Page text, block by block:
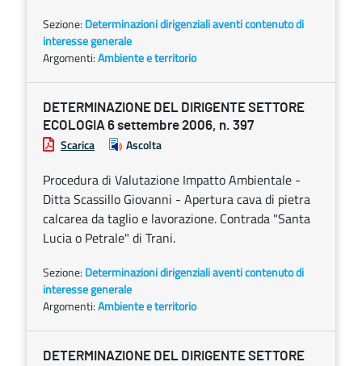
Sezione: Determinazioni dirigenziali aventi contenuto di
interesse generale
Argomenti:Ambiente e territorio
DETERMINAZIONE DEL DIRIGENTE SETTORE
ECOLOGIA 6 settembre 2006, n. 397
Scarica Ascolta
Procedura di Valutazione Impatto Ambientale -
Ditta Scassillo Giovanni - Apertura cava di pietra
calcarea da taglio e lavorazione. Contrada "Santa
Lucia o Petrale" di Trani.
Sezione: Determinazioni dirigenziali aventi contenuto di
interesse generale
Argomenti:Ambiente e territorio
DETERMINAZIONE DEL DIRIGENTE SETTORE